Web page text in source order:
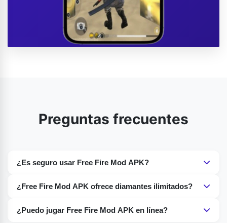
Preguntas frecuentes
¿Es seguro usar Free Fire Mod APK?
¿Free Fire Mod APK ofrece diamantes ilimitados?
ilimitados, pero no son oficiales y podrían no funcionar
¿Puedo jugar Free Fire Mod APK en línea?